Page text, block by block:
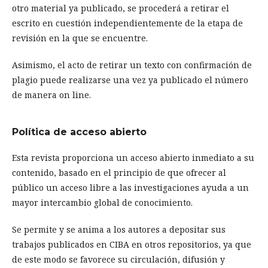
otro material ya publicado, se procederá a retirar el
escrito en cuestión independientemente de la etapa de
revisión en la que se encuentre.
Asimismo, el acto de retirar un texto con confirmación de
plagio puede realizarse una vez ya publicado el número
de manera on line.
Política de acceso abierto
Esta revista proporciona un acceso abierto inmediato a su
contenido, basado en el principio de que ofrecer al
público un acceso libre a las investigaciones ayuda a un
mayor intercambio global de conocimiento.
Se permite y se anima a los autores a depositar sus
trabajos publicados en CIBA en otros repositorios, ya que
de este modo se favorece su circulación, difusión y